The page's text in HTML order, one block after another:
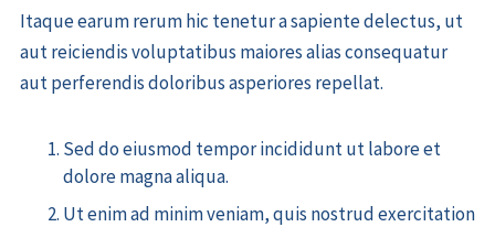
Itaque earum rerum hic tenetur a sapiente delectus, ut
aut reiciendis voluptatibus maiores alias consequatur
aut perferendis doloribus asperiores repellat.
Sed do eiusmod tempor incididunt ut labore et
dolore magna aliqua.
Ut enim ad minim veniam, quis nostrud exercitation